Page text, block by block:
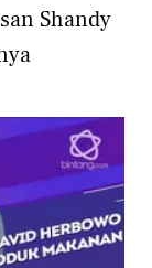
Shandy